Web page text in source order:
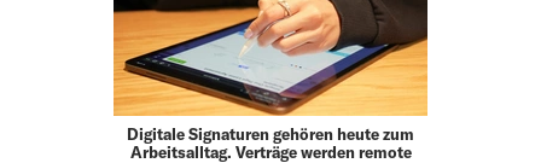
Digitale Signaturen gehören heute zum
Arbeitsalltag. Verträge werden remote